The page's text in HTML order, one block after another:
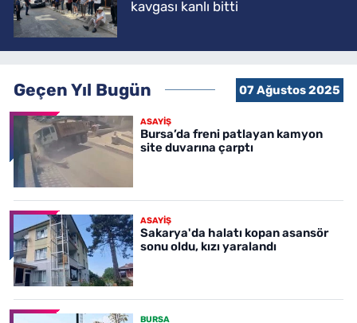
kavgası kanlı bitti
Geçen Yıl Bugün 07 Ağustos 2025
ASAYİŞ
Bursa’da freni patlayan kamyon
site duvarına çarptı
ASAYİŞ
Sakarya'da halatı kopan asansör
sonu oldu, kızı yaralandı
BURSA